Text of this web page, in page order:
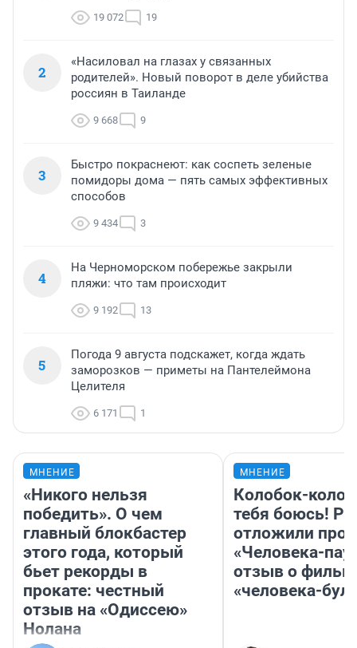
19 072 19
2
«Насиловал на глазах у связанных
родителей». Новый поворот в деле убийства
россиян в Таиланде
9 668 9
3
Быстро покраснеют: как соспеть зеленые
помидоры дома — пять самых эффективных
способов
9 434 3
4
На Черноморском побережье закрыли
пляжи: что там происходит
9 192 13
5
Погода 9 августа подскажет, когда ждать
заморозков — приметы на Пантелеймона
Целителя
6 171 1
МНЕНИЕ
«Никого нельзя
победить». О чем
главный блокбастер
этого года, который
бьет рекорды в
прокате: честный
отзыв на «Одиссею»
Нолана
МНЕНИЕ
Колобок-
тебя боюсь!
отложили
«Человека-
отзыв о
«человека-